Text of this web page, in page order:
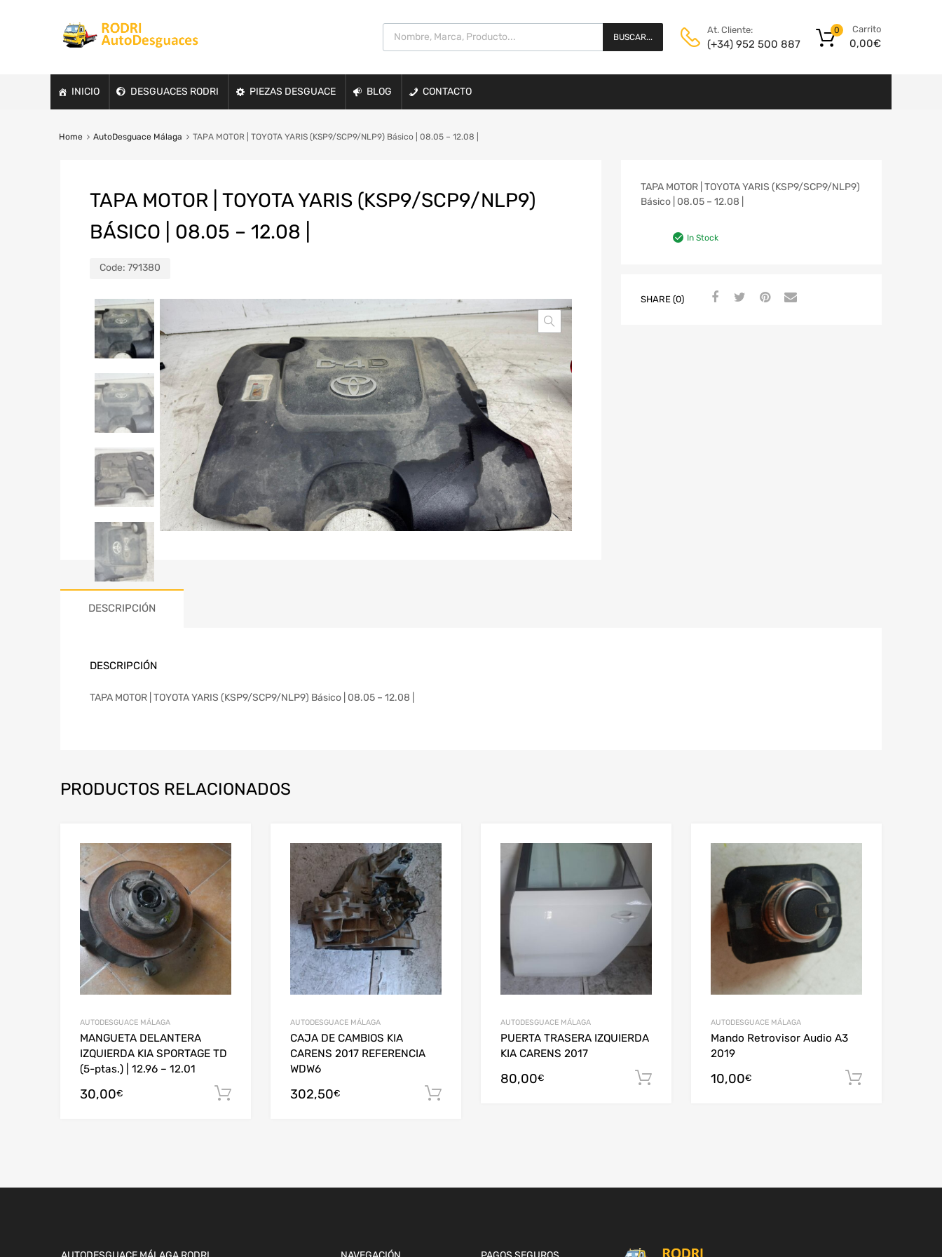
BUSCAR...
At. Cliente:
(+34) 952 500 887
Carrito
0,00€
0
INICIO DESGUACES RODRI PIEZAS DESGUACE BLOG CONTACTO
Home AutoDesguace Málaga TAPA MOTOR | TOYOTA YARIS (KSP9/SCP9/NLP9) Básico | 08.05 – 12.08 |
TAPA MOTOR | TOYOTA YARIS (KSP9/SCP9/NLP9)
BÁSICO | 08.05 – 12.08 |
Code: 791380
TAPA MOTOR | TOYOTA YARIS (KSP9/SCP9/NLP9)
Básico | 08.05 – 12.08 |
In Stock
SHARE (0)
DESCRIPCIÓN
DESCRIPCIÓN
TAPA MOTOR | TOYOTA YARIS (KSP9/SCP9/NLP9) Básico | 08.05 – 12.08 |
PRODUCTOS RELACIONADOS
AUTODESGUACE MÁLAGA
MANGUETA DELANTERA
IZQUIERDA KIA SPORTAGE TD
(5-ptas.) | 12.96 – 12.01
30,00€ Añadir al carrito
AUTODESGUACE MÁLAGA
CAJA DE CAMBIOS KIA
CARENS 2017 REFERENCIA
WDW6
302,50€
AUTODESGUACE MÁLAGA
PUERTA TRASERA IZQUIERDA
KIA CARENS 2017
80,00€ Añadir al carrito
AUTODESGUACE MÁLAGA
Mando Retrovisor Audio A3
2019
10,00€